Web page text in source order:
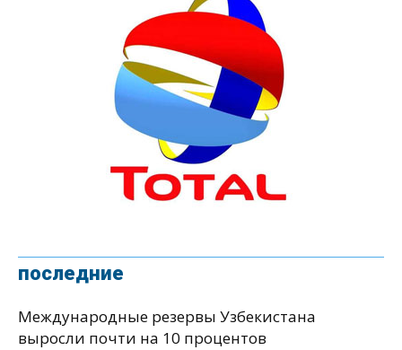
последние
Международные резервы Узбекистана
выросли почти на 10 процентов